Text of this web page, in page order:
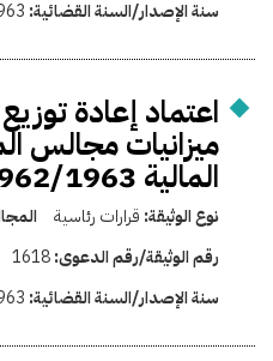
سنة الإصدار/السنة القضائية:
اعتماد إعادة
ميزانيات مجالس
المالية 1962/1963
نوع الوثيقة: قرارات رئاسية
رقم الوثيقة/رقم الدعوى:1618
سنة الإصدار/السنة القضائية: